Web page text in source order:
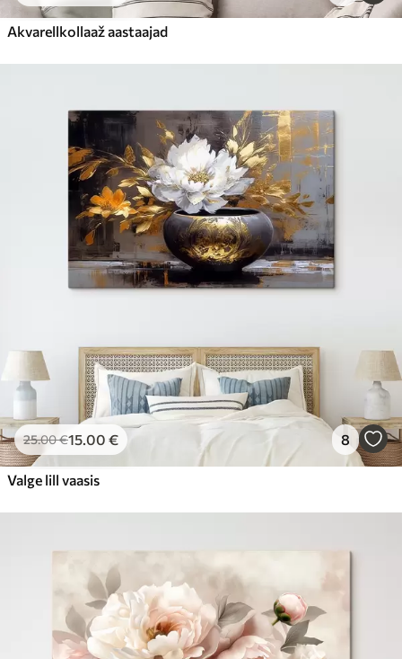
Akvarellkollaaž aastaajad
25.00€15.00 € 8
Valge lill vaasis